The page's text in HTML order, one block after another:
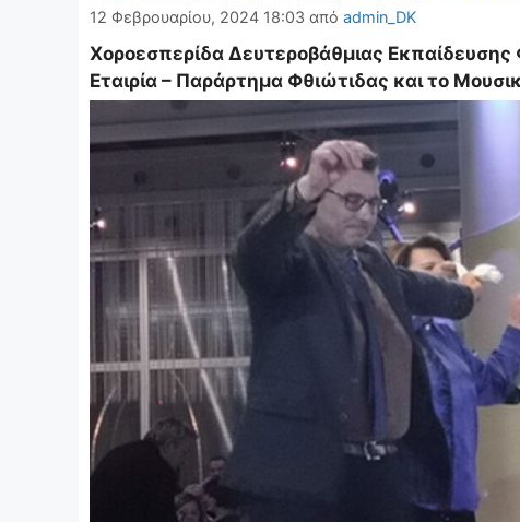
12 Φεβρουαρίου, 2024 18:03 από admin_DK
Χοροεσπερίδα Δευτεροβάθμιας
Εταιρία – Παράρτημα Φθιώτιδας και το